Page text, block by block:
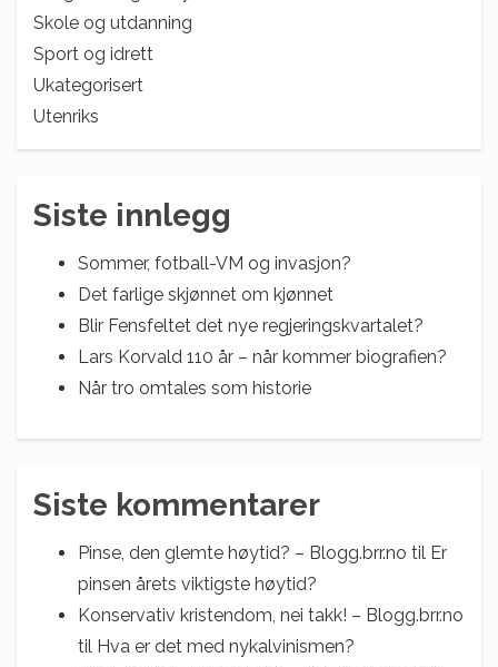
Skole og utdanning
Sport og idrett
Ukategorisert
Utenriks
Siste innlegg
Sommer, fotball-VM og invasjon?
Det farlige skjønnet om kjønnet
Blir Fensfeltet det nye regjeringskvartalet?
Lars Korvald 110 år – når kommer biografien?
Når tro omtales som historie
Siste kommentarer
Pinse, den glemte høytid? – Blogg.brr.no til Er
pinsen årets viktigste høytid?
Konservativ kristendom, nei takk! – Blogg.brr.no
til Hva er det med nykalvinismen?